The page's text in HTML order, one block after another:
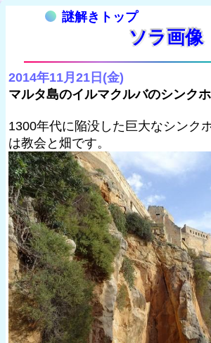
謎解きトップ
ソラ画像
2014年11月21日(金)
マルタ島のイルマクルバのシンク
1300年代に陥没した巨大なシンク
は教会と畑です。